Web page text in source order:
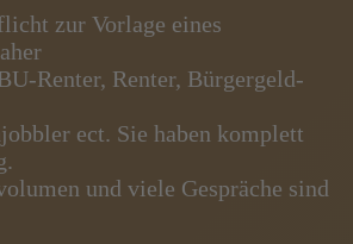
zur Vorlage eines
Renter, Renter, Bürgergeld-
ect. Sie haben komplett
und viele Gespräche sind